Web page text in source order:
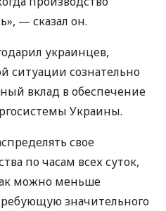
— сказал он.
украинцев,
ситуации сознательно
вклад в обеспечение
Украины.
свое
по часам всех суток,
можно меньше
значительного